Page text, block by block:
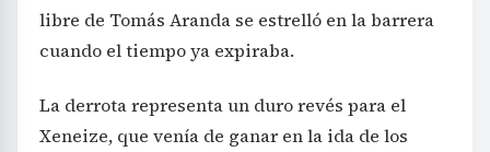
libre de Tomás Aranda se estrelló en la barrera
cuando el tiempo ya expiraba.
La derrota representa un duro revés para el
Xeneize, que venía de ganar en la ida de los